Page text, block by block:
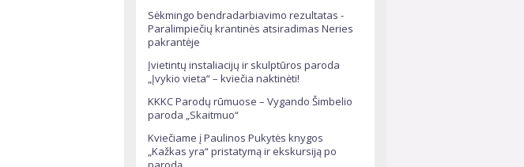
Sėkmingo bendradarbiavimo rezultatas -
Paralimpiečių krantinės atsiradimas Neries
pakrantėje
Įvietintų instaliacijų ir skulptūros paroda
„Įvykio vieta“ – kviečia naktinėti!
KKKC Parodų rūmuose – Vygando Šimbelio
paroda „Skaitmuo“
Kviečiame į Paulinos Pukytės knygos
„Kažkas yra“ pristatymą ir ekskursiją po